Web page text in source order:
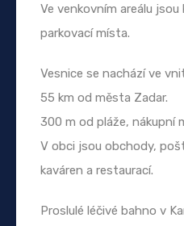
Ve venkovním areálu
parkovací místa.
Vesnice se nachází ve
55 km od města Zadar.
300 m od pláže, nákupní
V obci jsou obchody,
kaváren a restaurací.
Proslulé léčivé bahno v